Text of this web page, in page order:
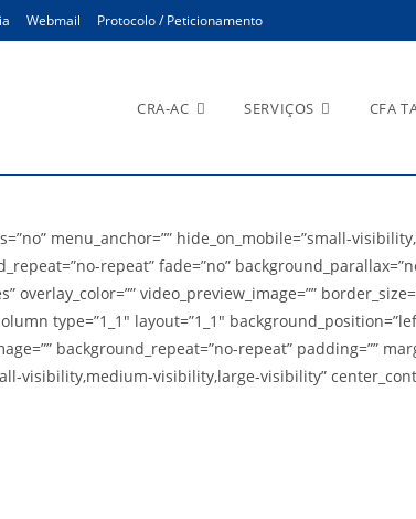
Webmail Protocolo / Peticionamento
CRA-AC SERVIÇOS CFA
menu_anchor=”” hide_on_mobile=”small-
repeat” fade=”no”
overlay_color=”” video_preview_image=””
type=”1_1″ layout=”1_1″
background_repeat=”no-repeat” padding=””
visibility,medium-visibility,large-visibility”